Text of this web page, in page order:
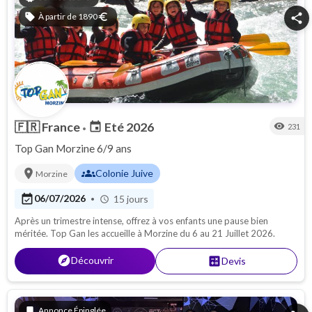
sell À partir de 1890euro share
🇫🇷France • event Eté 2026 visibility 231
Top Gan Morzine 6/9 ans
location_on Morzine groupsColonie Juive
event_available06/07/2026 • schedule 15 jours
Après un trimestre intense, offrez à vos enfants une pause bien
méritée. Top Gan les accueille à Morzine du 6 au 21 Juillet 2026.
exploreDécouvrir calculateDevis